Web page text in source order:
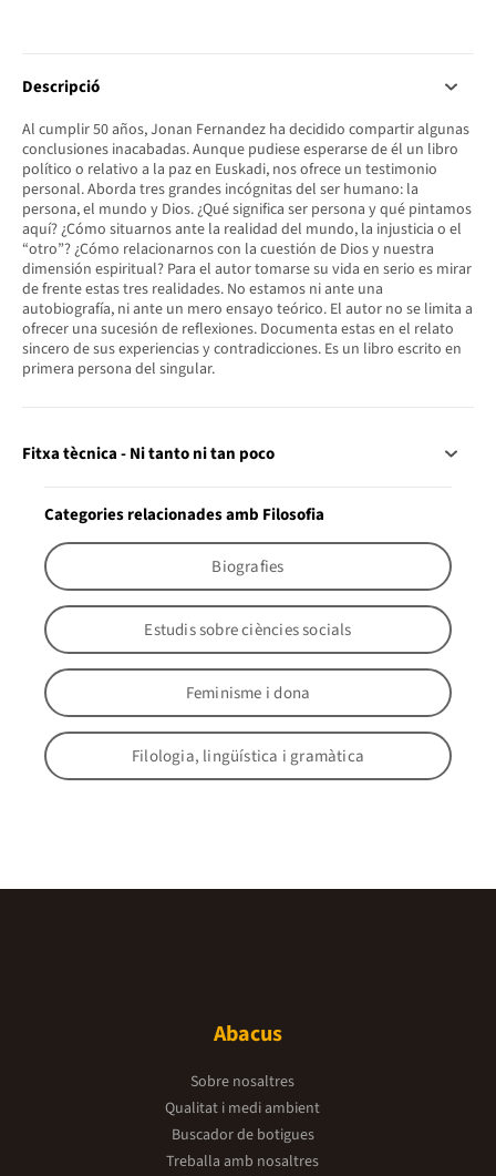
Descripció
Al cumplir 50 años, Jonan Fernandez ha decidido compartir algunas
conclusiones inacabadas. Aunque pudiese esperarse de él un libro
político o relativo a la paz en Euskadi, nos ofrece un testimonio
personal. Aborda tres grandes incógnitas del ser humano: la
persona, el mundo y Dios. ¿Qué significa ser persona y qué pintamos
aquí? ¿Cómo situarnos ante la realidad del mundo, la injusticia o el
“otro”? ¿Cómo relacionarnos con la cuestión de Dios y nuestra
dimensión espiritual? Para el autor tomarse su vida en serio es mirar
de frente estas tres realidades. No estamos ni ante una
autobiografía, ni ante un mero ensayo teórico. El autor no se limita a
ofrecer una sucesión de reflexiones. Documenta estas en el relato
sincero de sus experiencias y contradicciones. Es un libro escrito en
primera persona del singular.
Fitxa tècnica - Ni tanto ni tan poco
Categories relacionades amb Filosofia
Biografies
Estudis sobre ciències socials
Feminisme i dona
Filologia, lingüística i gramàtica
Abacus
Sobre nosaltres
Qualitat i medi ambient
Buscador de botigues
Treballa amb nosaltres